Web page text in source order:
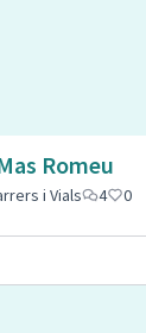
Romeu
i Vials 4 0